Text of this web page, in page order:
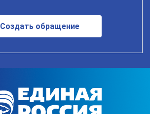
Создать обращение